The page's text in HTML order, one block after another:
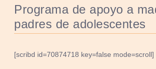
Programa de apoyo a
padres de adolescentes
[scribd id=70874718 key=false mode=scroll]